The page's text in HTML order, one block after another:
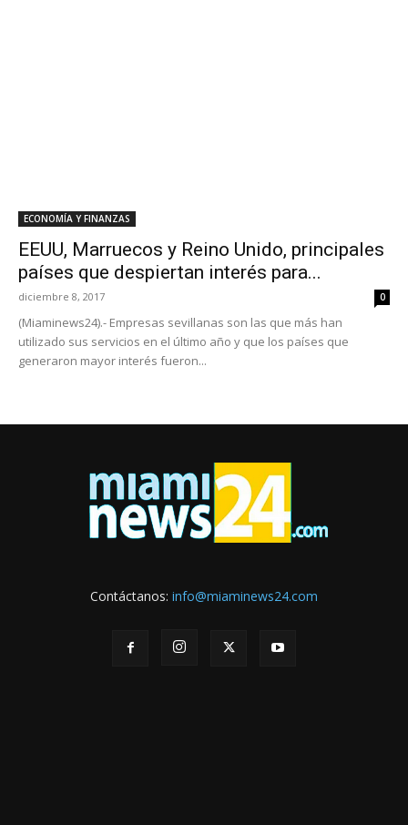
ECONOMÍA Y FINANZAS
EEUU, Marruecos y Reino Unido, principales
países que despiertan interés para...
diciembre 8, 2017 0
(Miaminews24).- Empresas sevillanas son las que más han
utilizado sus servicios en el último año y que los países que
generaron mayor interés fueron...
Contáctanos: info@miaminews24.com